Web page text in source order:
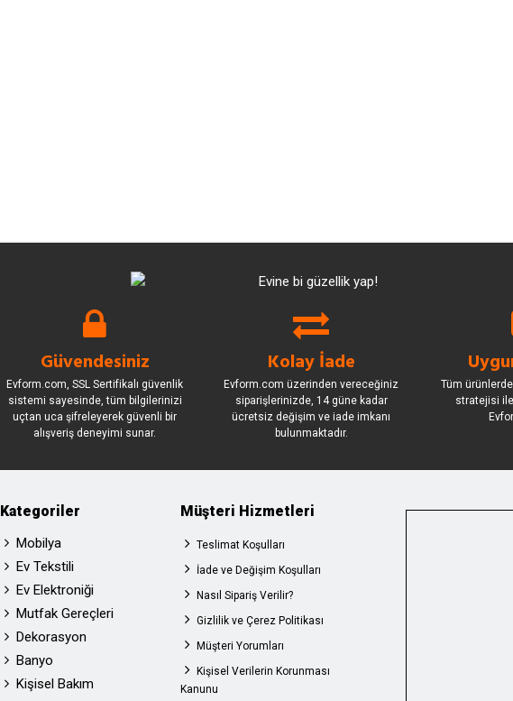
Güvendesiniz
Evform.com, SSL Sertifikalı güvenlik
sistemi sayesinde, tüm bilgilerinizi
uçtan uca şifreleyerek güvenli bir
alışveriş deneyimi sunar.
Kolay İade
Evform.com üzerinden vereceğiniz
siparişlerinizde, 14 güne kadar
ücretsiz değişim ve iade imkanı
bulunmaktadır.
Tüm
stratejisi
Kategoriler
Mobilya
Ev Tekstili
Ev Elektroniği
Mutfak Gereçleri
Dekorasyon
Banyo
Kişisel Bakım
Müşteri Hizmetleri
Teslimat Koşulları
İade ve Değişim Koşulları
Nasıl Sipariş Verilir?
Gizlilik ve Çerez Politikası
Müşteri Yorumları
Kişisel Verilerin Korunması
Kanunu